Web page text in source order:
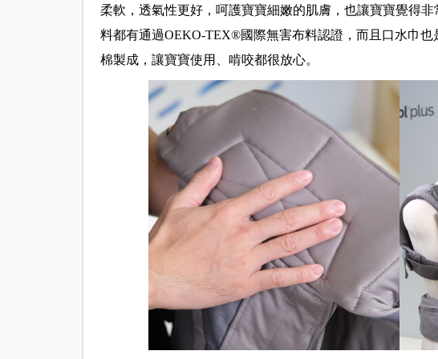
柔軟，透氣性更好，呵護寶寶細嫩的肌膚，也讓寶寶覺得
料都有通過OEKO-TEX®國際無害布料認證，而且口水巾
棉製成，讓寶寶使用、啃咬都很放心。